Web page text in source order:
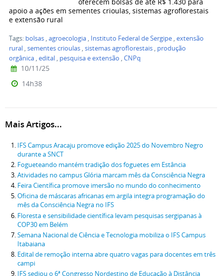
apoio a ações em sementes crioulas, sistemas agroflorestais
e extensão rural
Tags: bolsas ,agroecologia , Instituto Federal de Sergipe ,extensão
rural ,sementes crioulas ,sistemas agroflorestais , produção
orgânica ,edital , pesquisa e extensão ,CNPq
10/11/25
14h38
Mais Artigos...
IFS Campus Aracaju promove edição 2025 do Novembro Negro
durante a SNCT
Fogueteando mantém tradição dos foguetes em Estância
Atividades no campus Glória marcam mês da Consciência Negra
Feira Científica promove imersão no mundo do conhecimento
Oficina de máscaras africanas em argila integra programação do
mês da Consciência Negra no IFS
Floresta e sensibilidade científica levam pesquisas sergipanas à
COP30 em Belém
Semana Nacional de Ciência e Tecnologia mobiliza o IFS Campus
Itabaiana
Edital de remoção interna abre quatro vagas para docentes em três
campi
IFS sediou o 6ª Congresso Nordestino de Educação à Distância